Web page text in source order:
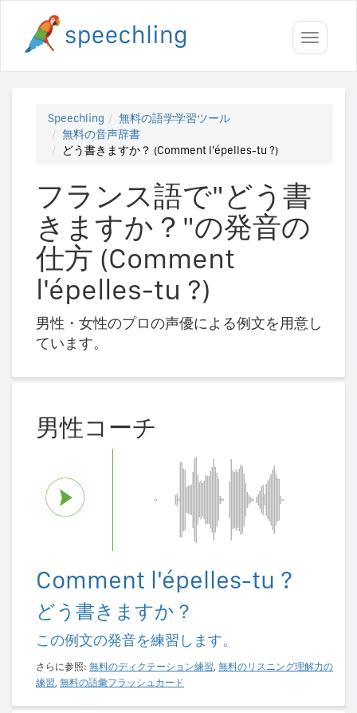
Toggle
Speechling
無料の語学学習ツール
無料の音声辞書
どう書きますか？ (Comment l'épelles-tu ?)
フランス語で"どう書
きますか？"の発音の
仕方 (Comment
l'épelles-tu ?)
男性・女性のプロの声優による例文を用意し
ています。
男性コーチ
Comment l'épelles-tu ?
どう書きますか？
この例文の発音を練習します。
さらに参照: 無料のディクテーション練習, 無料のリスニング理解力の
練習, 無料の語彙フラッシュカード